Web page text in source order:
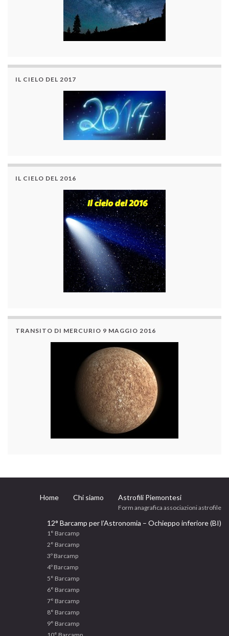
IL CIELO DEL 2017
IL CIELO DEL 2016
TRANSITO DI MERCURIO 9 MAGGIO 2016
Home Chi siamo Astrofili Piemontesi
Form anagrafica associazioni astrofile
12° Barcamp per l’Astronomia – Ochieppo inferiore (BI)
1° Barcamp
2° Barcamp
3º Barcamp
4º Barcamp
5° Barcamp
6° Barcamp
7° Barcamp
8° Barcamp
9° Barcamp